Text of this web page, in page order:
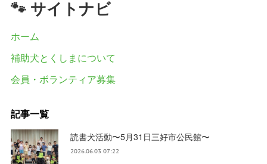
🐾 サイトナビ
ホーム
補助犬とくしまについて
会員・ボランティア募集
記事一覧
読書犬活動〜5月31日三好市公民館〜
2026.06.03 07:22